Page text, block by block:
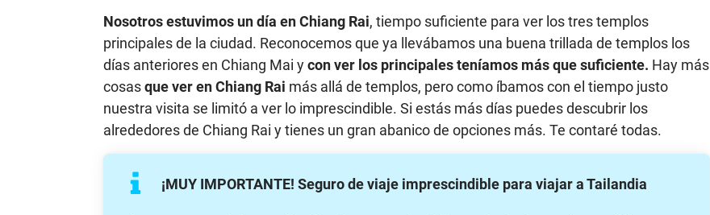
Nosotros estuvimos un día en Chiang Rai, tiempo suficiente para ver los tres templos
principales de la ciudad. Reconocemos que ya llevábamos una buena trillada de templos los
días anteriores en Chiang Mai ycon ver los principales teníamos más quesuficiente. Hay más
cosasque ver en Chiang Rai más allá de templos, pero como íbamos con el tiempo justo
nuestra visita se limitó a ver lo imprescindible. Si estás más días puedes descubrir los
alrededores de Chiang Rai y tienes un gran abanico de opciones más. Te contaré todas.
¡MUY IMPORTANTE! Seguro de viaje imprescindible para viajar a Tailandia